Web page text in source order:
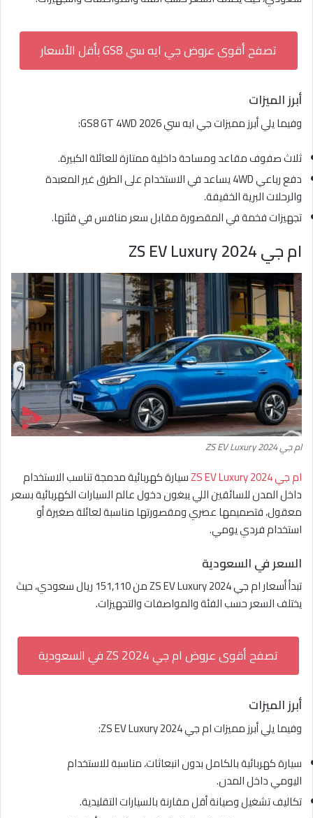
تصفح أقوى عروض جي ايه سي GS8 بأقل الأسعار
أبرز الميزات
وفيما يلي أبرز مميزات جي ايه سي GS8 GT 4WD 2026:
ثلاث صفوف مقاعد ومساحة داخلية ممتازة للعائلة الكبيرة.
دفع رباعي 4WD يساعد في الاستخدام على الطرق غير المعبدة
والرحلات البرية الخفيفة.
تجهيزات فخمة في المقصورة مقابل سعر منافس في فئتها.
ام جي ZS EV Luxury 2024
ام جي ZS EV Luxury 2024
ام جي ZS EV Luxury 2024
سيارة كهربائية مدمجة تناسب الاستخدام
داخل المدن للسائقين اللي يبغون دخول عالم السيارات الكهربائية بسعر
معقول، فتصميمها عصري ومقصورتها مناسبة لعائلة صغيرة أو
استخدام فردي يومي.
السعر في السعودية
تبدأ أسعار ام جي ZS EV Luxury 2024 من 151,110 ريال سعودي، حيث
يختلف السعر حسب الفئة والمواصفات والتجهيزات.
تصفح أقوى عروض ام جي ZS 2024 في السعودية
أبرز الميزات
وفيما يلي أبرز مميزات ام جي ZS EV Luxury 2024:
سيارة كهربائية بالكامل بدون انبعاثات، مناسبة للاستخدام
اليومي داخل المدن.
تكاليف تشغيل وصيانة أقل مقارنة بالسيارات التقليدية.